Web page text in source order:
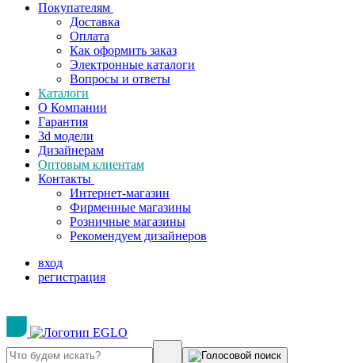
Покупателям
Доставка
Оплата
Как оформить заказ
Электронные каталоги
Вопросы и ответы
Каталоги
О Компании
Гарантия
3d модели
Дизайнерам
Оптовым клиентам
Контакты
Интернет-магазин
Фирменные магазины
Розничные магазины
Рекомендуем дизайнеров
вход
регистрация